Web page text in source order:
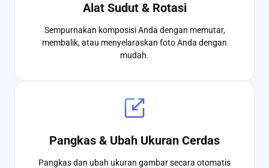
Alat Sudut & Rotasi
Sempurnakan komposisi Anda dengan memutar,
membalik, atau menyelaraskan foto Anda dengan
mudah.
Pangkas & Ubah Ukuran Cerdas
Pangkas dan ubah ukuran gambar secara otomatis